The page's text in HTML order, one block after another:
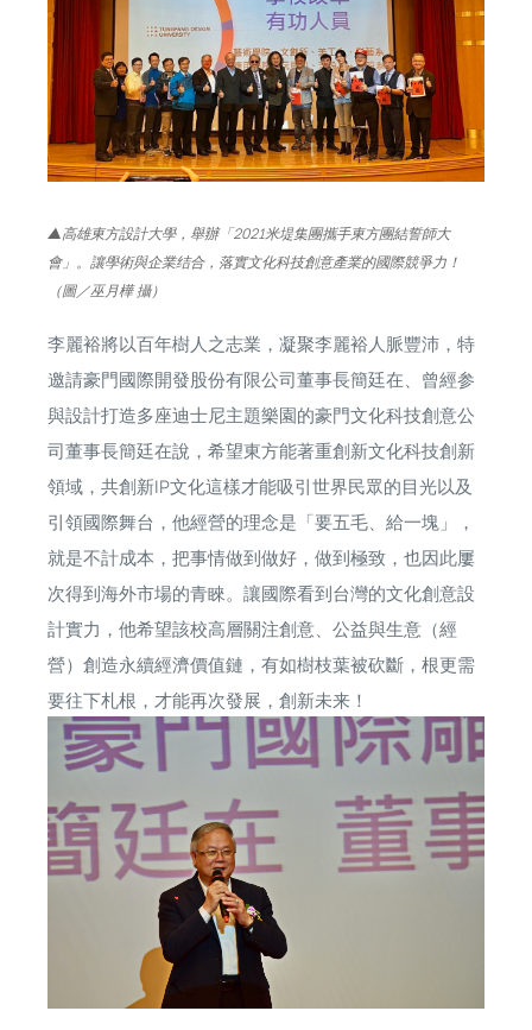
▲高雄東方設計大學，舉辦「2021米堤集團攜手東方團結誓師大
會」。讓學術與企業结合，落實文化科技創意產業的國際競爭力！
（圖／巫月樺 攝）
李麗裕將以百年樹人之志業，凝聚李麗裕人脈豐沛，特
邀請豪門國際開發股份有限公司董事長簡廷在、曾經参
與設計打造多座迪士尼主題樂園的豪門文化科技創意公
司董事長簡廷在說，希望東方能著重創新文化科技創新
領域，共創新IP文化這樣才能吸引世界民眾的目光以及
引領國際舞台，他經營的理念是「要五毛、給一塊」，
就是不計成本，把事情做到做好，做到極致，也因此屢
次得到海外市場的青睞。讓國際看到台灣的文化創意設
計實力，他希望該校高層關注創意、公益與生意（經
營）創造永續經濟價值鏈，有如樹枝葉被砍斷，根更需
要往下札根，才能再次發展，創新未来！